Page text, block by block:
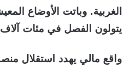
يتولون الفصل في مئات آلاف
واقع مالي يهدد استقلال